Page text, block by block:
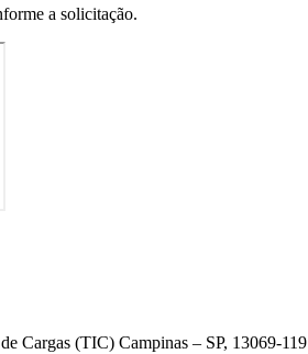
a solicitação.
Cargas (TIC) Campinas – SP, 13069-119